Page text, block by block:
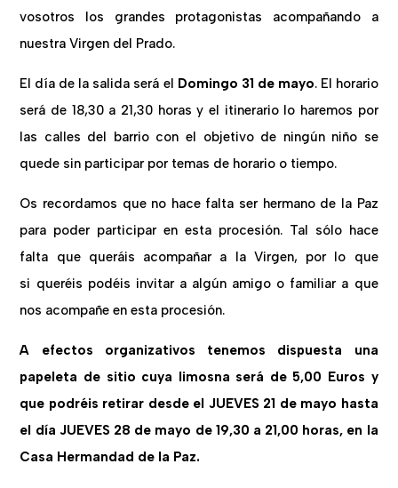
vosotros los grandes protagonistas acompañando a
nuestra Virgen del Prado.
El día de la salida será el Domingo 31 de mayo. El horario
será de 18,30 a 21,30 horas y el itinerario lo haremos por
las calles del barrio con el objetivo de ningún niño se
quede sin participar por temas de horario o tiempo.
Os recordamos que no hace falta ser hermano de la Paz
para poder participar en esta procesión. Tal sólo hace
falta que queráis acompañar a la Virgen, por lo que
si queréis podéis invitar a algún amigo o familiar a que
nos acompañe en esta procesión.
A efectos organizativos tenemos dispuesta una
papeleta de sitio cuya limosna será de 5,00 Euros y
que podréis retirar desde el JUEVES 21 de mayo hasta
el día JUEVES 28 de mayo de 19,30 a 21,00 horas, en la
Casa Hermandad de la Paz.